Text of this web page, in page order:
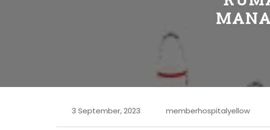
3 September, 2023 memberhospitalyellow